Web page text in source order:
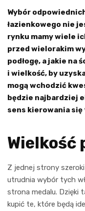
Wybór
łazienkowego nie
rynku mamy wiele
przed wielorakim
podłogę, a jakie na
i wielkość, by
mogą wchodzić
będzie najbardziej
sens kierowania
Wielkość
Z jednej strony
utrudnia wybór tych
strona medalu. Dzięki
kupić te, które będą